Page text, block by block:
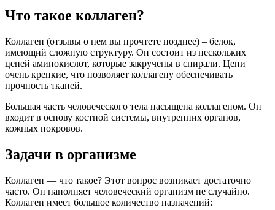
Что такое коллаген?
Коллаген (отзывы о нем вы прочтете позднее) – белок,
имеющий сложную структуру. Он состоит из нескольких
цепей аминокислот, которые закручены в спирали. Цепи
очень крепкие, что позволяет коллагену обеспечивать
прочность тканей.
Большая часть человеческого тела насыщена коллагеном. Он
входит в основу костной системы, внутренних органов,
кожных покровов.
Задачи в организме
Коллаген — что такое? Этот вопрос возникает достаточно
часто. Он наполняет человеческий организм не случайно.
Коллаген имеет большое количество назначений: